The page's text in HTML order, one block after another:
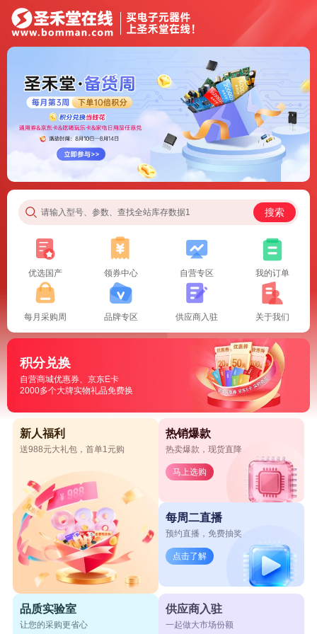
请输入型号、参数、查找全站库存数据1 搜索
优选国产 领券中心 自营专区 我的订单
每月采购周 品牌专区 供应商入驻 关于我们
积分兑换
自营商城优惠券、京东E卡
2000多个大牌实物礼品免费换
新人福利
送988元大礼包，首单1元购
热销爆款
热卖爆款，现货直降
马上选购
每周二直播
预约直播，免费抽奖
点击了解
品质实验室
让您的采购更省心
供应商入驻
一起做大市场份额